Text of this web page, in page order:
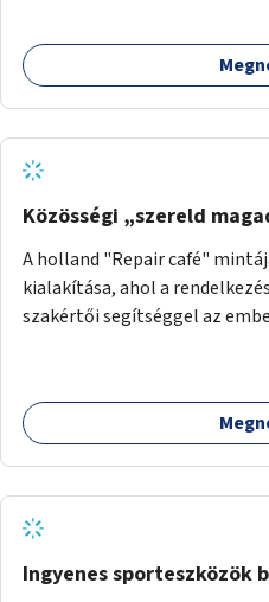
felhasználó.
Közösségi „szereld
A holland "Repair café"
kialakítása, ahol a
szakértői segítséggel az
egymásnak, megosszák
Ingyenes sporteszközök